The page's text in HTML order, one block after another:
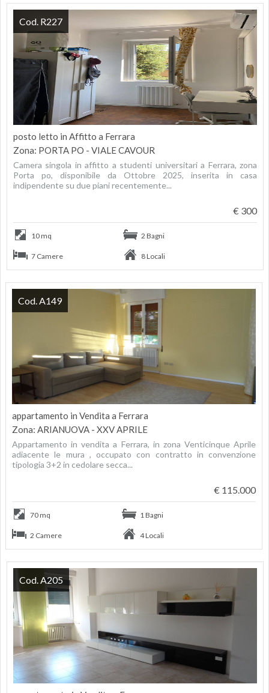
posto letto in Affitto a Ferrara
Zona: PORTA PO - VIALE CAVOUR
Camera singola in affitto a studenti universitari a Ferrara, zona
Porta po, disponibile da Ottobre 2025, inserita in casa
indipendente su due piani recentemente...
€ 300
Cod. R227
10 mq 2 Bagni
7 Camere 8 Locali
appartamento in Vendita a Ferrara
Zona: ARIANUOVA - XXV APRILE
Appartamento in vendita a Ferrara, in zona Venticinque Aprile
adiacente le mura , occupato con contratto in convenzione
tipologia 3+2 in cedolare secca...
€ 115.000
Cod. A149
70 mq 1 Bagni
2 Camere 4 Locali
Cod. A205